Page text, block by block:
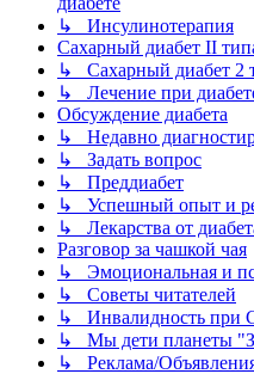
↳ Инсулинотерапия
Сахарный диабет II
↳ Сахарный диабет 2
↳ Лечение при
Обсуждение диабета
↳ Недавно
↳ Задать вопрос
↳ Преддиабет
↳ Успешный опыт и
↳ Лекарства от
Разговор за чашкой чая
↳ Эмоциональная и
↳ Советы читателей
↳ Инвалидность при
↳ Мы дети планеты
↳ Реклама/